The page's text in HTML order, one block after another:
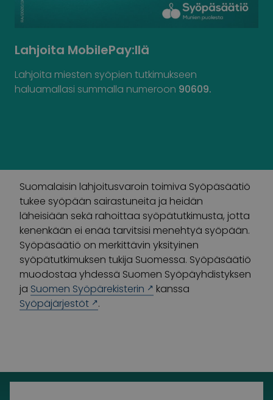
Lahjoita MobilePay:llä
Lahjoita miesten syöpien tutkimukseen
haluamallasi summalla numeroon 90609.
Suomalaisin lahjoitusvaroin toimiva Syöpäsäätiö
tukee syöpään sairastuneita ja heidän
läheisiään sekä rahoittaa syöpätutkimusta, jotta
kenenkään ei enää tarvitsisi menehtyä syöpään.
Syöpäsäätiö on merkittävin yksityinen
syöpätutkimuksen tukija Suomessa. Syöpäsäätiö
muodostaa yhdessä Suomen Syöpäyhdistyksen
ja Suomen Syöpärekisterin
kanssa
Syöpäjärjestöt
.